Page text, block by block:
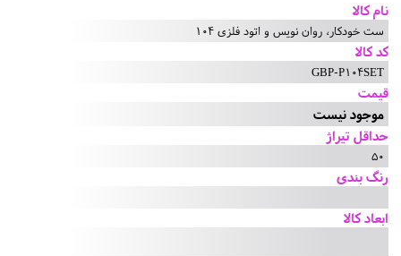
نام کالا
ست خودکار، روان نویس و اتود فلزی 104
کد کالا
GBP-P104SET
قیمت
موجود نیست
حداقل تیراژ
50
رنگ بندی
ابعاد کالا